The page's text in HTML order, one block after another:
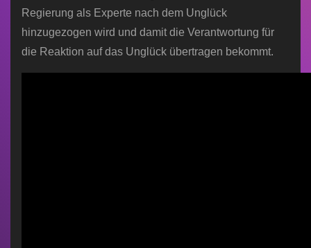
Regierung als Experte nach dem Unglück
hinzugezogen wird und damit die Verantwortung für
die Reaktion auf das Unglück übertragen bekommt.